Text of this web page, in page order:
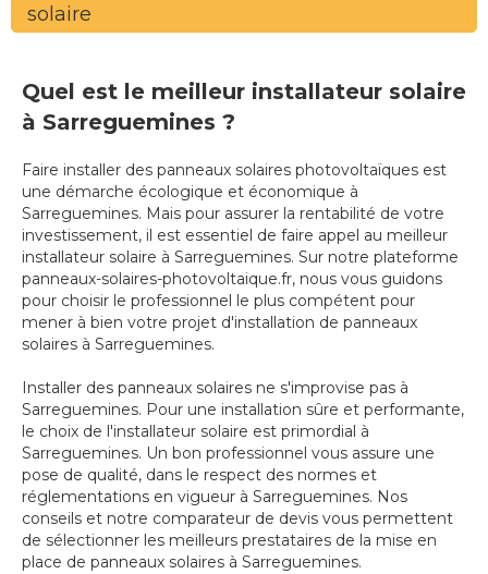
solaire
Quel est le meilleur installateur solaire
à Sarreguemines ?
Faire installer des panneaux solaires photovoltaïques est
une démarche écologique et économique à
Sarreguemines. Mais pour assurer la rentabilité de votre
investissement, il est essentiel de faire appel au meilleur
installateur solaire à Sarreguemines. Sur notre plateforme
panneaux-solaires-photovoltaique.fr, nous vous guidons
pour choisir le professionnel le plus compétent pour
mener à bien votre projet d'installation de panneaux
solaires à Sarreguemines.
Installer des panneaux solaires ne s'improvise pas à
Sarreguemines. Pour une installation sûre et performante,
le choix de l'installateur solaire est primordial à
Sarreguemines. Un bon professionnel vous assure une
pose de qualité, dans le respect des normes et
réglementations en vigueur à Sarreguemines. Nos
conseils et notre comparateur de devis vous permettent
de sélectionner les meilleurs prestataires de la mise en
place de panneaux solaires à Sarreguemines.